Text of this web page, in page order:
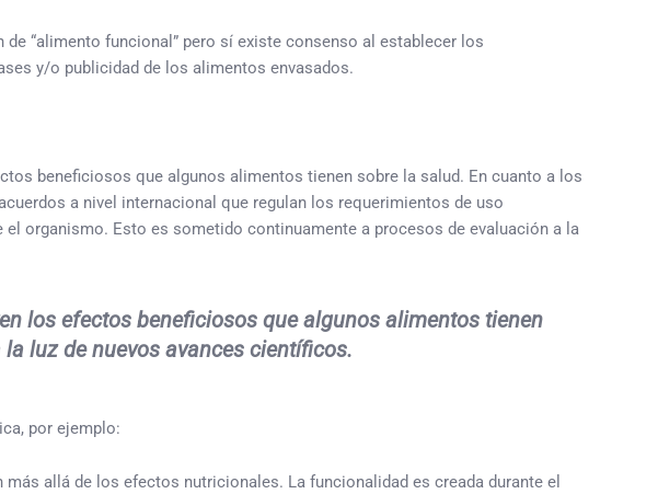
“alimento funcional” pero sí existe consenso al establecer los
y/o publicidad de los alimentos envasados.
beneficiosos que algunos alimentos tienen sobre la salud. En cuanto a los
a nivel internacional que regulan los requerimientos de uso
organismo. Esto es sometido continuamente a procesos de evaluación a la
los efectos beneficiosos que algunos alimentos tienen
luz de nuevos avances científicos.
por ejemplo:
allá de los efectos nutricionales. La funcionalidad es creada durante el